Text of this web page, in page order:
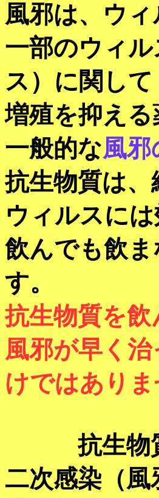
風邪は、ウ
一部のウィ
ス）に関して
増殖を抑え
一般的な風
抗生物質は
ウィルスに
飲んでも飲
す。
抗生物質を
風邪が早く
けではありま
抗生物質
二次感染（